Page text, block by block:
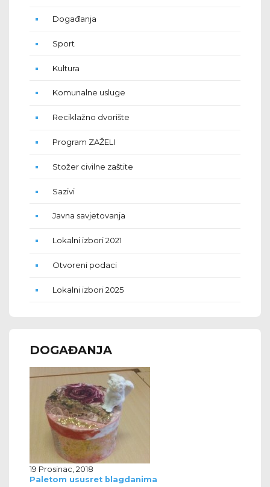
Događanja
Sport
Kultura
Komunalne usluge
Reciklažno dvorište
Program ZAŽELI
Stožer civilne zaštite
Sazivi
Javna savjetovanja
Lokalni izbori 2021
Otvoreni podaci
Lokalni izbori 2025
DOGAĐANJA
19 Prosinac, 2018
Paletom ususret blagdanima